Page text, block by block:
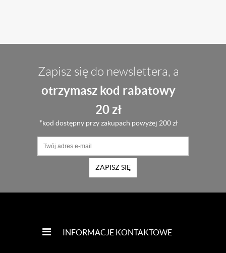
Zapisz się do newslettera, a
otrzymasz kod rabatowy
20 zł
*kod dostępny przy zakupach powyżej 200 zł
ZAPISZ SIĘ
INFORMACJE KONTAKTOWE